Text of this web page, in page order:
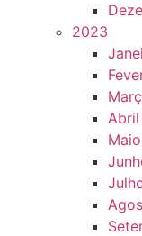
2023
Abril
Maio